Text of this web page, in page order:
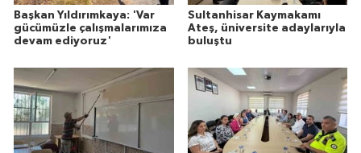
Başkan Yıldırımkaya: 'Var
gücümüzle çalışmalarımıza
devam ediyoruz'
Sultanhisar Kaymakamı
Ateş, üniversite adaylarıyla
buluştu